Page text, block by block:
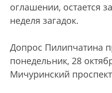
оглашении, остается
неделя загадок.
Допрос Пилипчатина
понедельник, 28
Мичуринский